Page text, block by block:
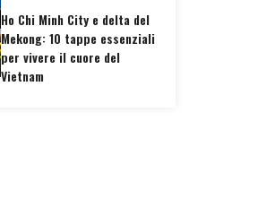
Ho Chi Minh City e delta del
Mekong: 10 tappe essenziali
per vivere il cuore del
Vietnam